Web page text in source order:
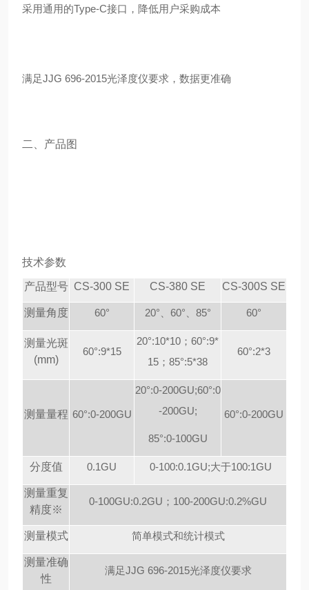
采用通用的Type-C接口，降低用户采购成本
满足JJG 696-2015光泽度仪要求，数据更准确
二、 产品图
技术参数
产品型号 CS-300 SE CS-380 SE CS-300S SE
测量角度 60° 20°、60°、85° 60°
测量光斑
(mm)
60°:9*15
20°:10*10；60°:9*
15；85°:5*38
60°:2*3
测量量程 60°:0-200GU
20°:0-200GU;60°:0
-200GU;
85°:0-100GU
60°:0-200GU
分度值 0.1GU 0-100:0.1GU;大于100:1GU
测量重复
精度※
0-100GU:0.2GU；100-200GU:0.2%GU
测量模式 简单模式和统计模式
测量准确
性
满足JJG 696-2015光泽度仪要求